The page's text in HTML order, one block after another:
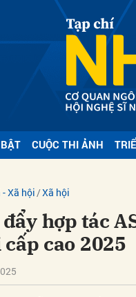
CUỘC THI ẢNH
Xã hội Xã hội
hợp tác
cao 2025
Gửi bình luận